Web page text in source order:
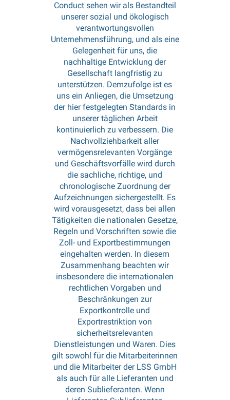
Conduct sehen wir als Bestandteil
unserer sozial und ökologisch
verantwortungsvollen
Unternehmensführung, und als eine
Gelegenheit für uns, die
nachhaltige Entwicklung der
Gesellschaft langfristig zu
unterstützen. Demzufolge ist es
uns ein Anliegen, die Umsetzung
der hier festgelegten Standards in
unserer täglichen Arbeit
kontinuierlich zu verbessern. Die
Nachvollziehbarkeit aller
vermögensrelevanten Vorgänge
und Geschäftsvorfälle wird durch
die sachliche, richtige, und
chronologische Zuordnung der
Aufzeichnungen sichergestellt. Es
wird vorausgesetzt, dass bei allen
Tätigkeiten die nationalen Gesetze,
Regeln und Vorschriften sowie die
Zoll- und Exportbestimmungen
eingehalten werden. In diesem
Zusammenhang beachten wir
insbesondere die internationalen
rechtlichen Vorgaben und
Beschränkungen zur
Exportkontrolle und
Exportrestriktion von
sicherheitsrelevanten
Dienstleistungen und Waren. Dies
gilt sowohl für die Mitarbeiterinnen
und die Mitarbeiter der LSS GmbH
als auch für alle Lieferanten und
deren Sublieferanten. Wenn